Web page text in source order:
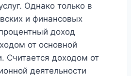
Однако только в
и финансовых
доход
от основной
Считается доходом от
деятельности